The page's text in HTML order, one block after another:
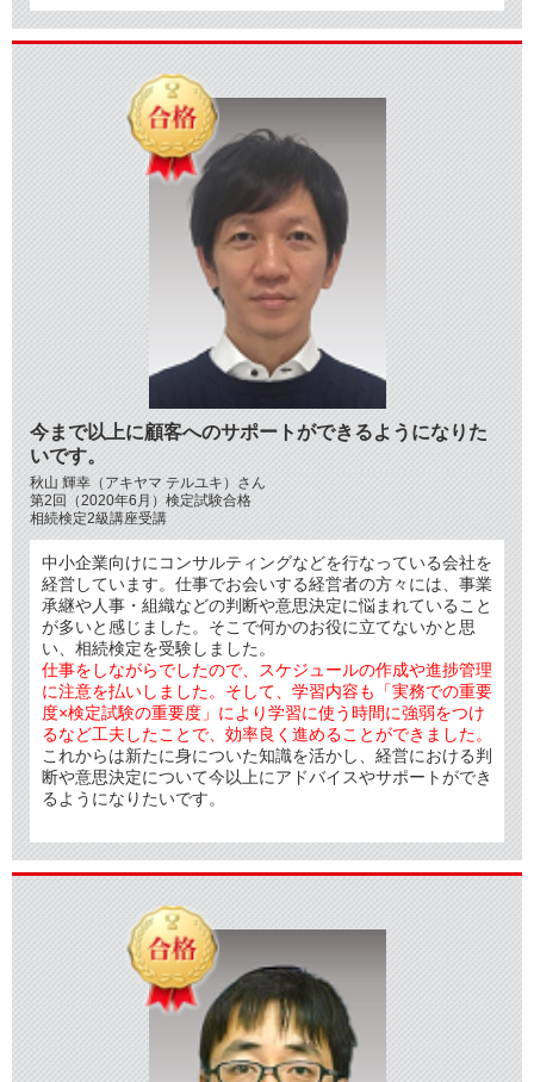
今まで以上に顧客へのサポートができるようになりた
いです。
秋山 輝幸（アキヤマ テルユキ）さん
第2回（2020年6月）検定試験合格
相続検定2級講座受講
中小企業向けにコンサルティングなどを行なっている会社を
経営しています。仕事でお会いする経営者の方々には、事業
承継や人事・組織などの判断や意思決定に悩まれていること
が多いと感じました。そこで何かのお役に立てないかと思
い、相続検定を受験しました。
仕事をしながらでしたので、スケジュールの作成や進捗管理
に注意を払いしました。そして、学習内容も「実務での重要
度×検定試験の重要度」により学習に使う時間に強弱をつけ
るなど工夫したことで、効率良く進めることができました。
これからは新たに身についた知識を活かし、経営における判
断や意思決定について今以上にアドバイスやサポートができ
るようになりたいです。